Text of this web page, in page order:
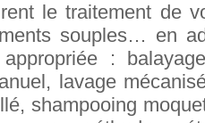
le traitement de
souples… en
:
lavage
shampooing